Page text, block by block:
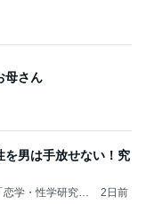
母さん
を男は手放せない！究
恋学・性学研究
2日前